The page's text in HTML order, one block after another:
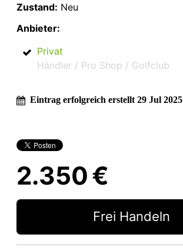
Zustand: Neu
Anbieter:
Privat
Händler / Pro Shop / Golfclub
Eintrag erfolgreich erstellt 29 Jul 2025
2.350 €
Frei Handeln